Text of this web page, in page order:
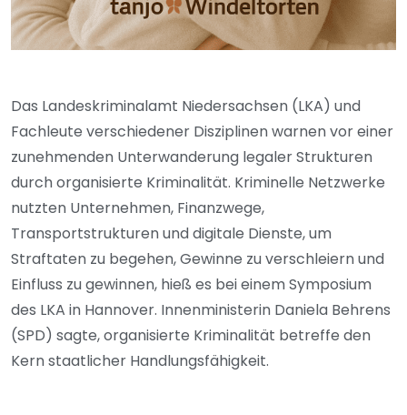
Das Landeskriminalamt Niedersachsen (LKA) und
Fachleute verschiedener Disziplinen warnen vor einer
zunehmenden Unterwanderung legaler Strukturen
durch organisierte Kriminalität. Kriminelle Netzwerke
nutzten Unternehmen, Finanzwege,
Transportstrukturen und digitale Dienste, um
Straftaten zu begehen, Gewinne zu verschleiern und
Einfluss zu gewinnen, hieß es bei einem Symposium
des LKA in Hannover. Innenministerin Daniela Behrens
(SPD) sagte, organisierte Kriminalität betreffe den
Kern staatlicher Handlungsfähigkeit.